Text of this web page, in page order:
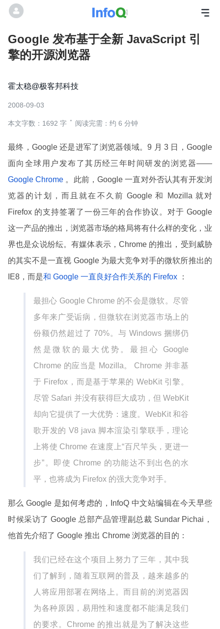
Google 发布基于全新 JavaScript 引
擎的开源浏览器
霍太稳@极客邦科技
2008-09-03
本文字数：1692 字 阅读完需：约 6 分钟
最终，Google 还是进军了浏览器领域。9 月 3 日，Google
面向全球用户发布了其历经三年时间研发的浏览器——
Google Chrome 。此前，Google 一直对外否认其有开发浏
览器的计划，而且就在不久前 Google 和 Mozilla 就对
Firefox 的支持签署了一份三年的合作协议。对于 Google
这一产品的推出，浏览器市场的格局将有什么样的变化，业
界也是众说纷纭。有媒体表示，Chrome 的推出，受到威胁
的其实不是一直视 Google 为最大竞争对手的微软所推出的
IE8，而是和 Google 一直良好合作关系的 Firefox ：
最担心 Google Chrome 的不会是微软。尽管
多年来广受诟病，但微软在浏览器市场上的
份额仍然超过了 70%。与 Windows 捆绑仍
然是微软的最大优势。最担心 Google
Chrome 的应当是 Mozilla。 Chrome 并非基
于 Firefox，而是基于苹果的 WebKit 引擎。
尽管 Safari 并没有获得巨大成功，但 WebKit
却向它提供了一大优势：速度。WebKit 和谷
歌开发的 V8 java 脚本渲染引擎联手，理论
上将使 Chrome 在速度上“百尺竿头，更进一
步”。即使 Chrome 的功能达不到出色的水
平，也将成为 Firefox 的强大竞争对手。
那么 Google 是如何考虑的，InfoQ 中文站编辑在今天早些
时候采访了 Google 总部产品管理副总裁 Sundar Pichai，
他首先介绍了 Google 推出 Chrome 浏览器的目的：
我们已经在这个项目上努力了三年，其中我
们了解到，随着互联网的普及，越来越多的
人将应用部署在网络上。而目前的浏览器因
为各种原因，易用性和速度都不能满足我们
的要求。Chrome 的推出就是为了解决这些